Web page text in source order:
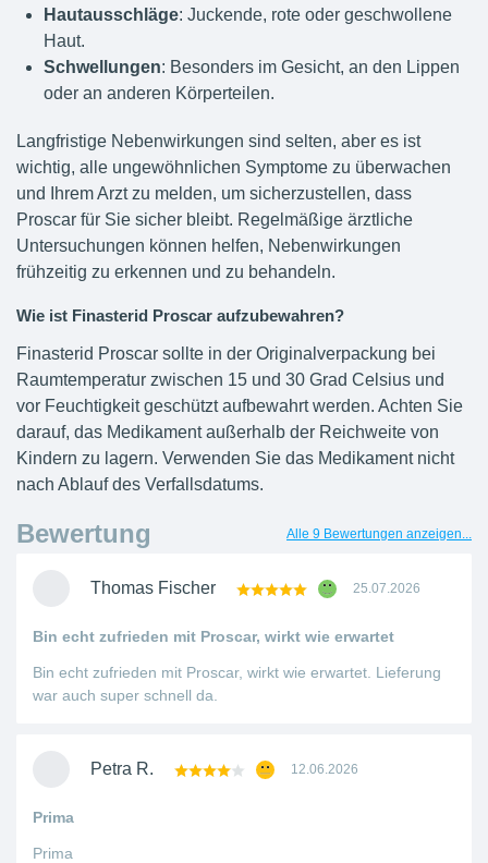
Hautausschläge: Juckende, rote oder geschwollene
Haut.
Schwellungen: Besonders im Gesicht, an den Lippen
oder an anderen Körperteilen.
Langfristige Nebenwirkungen sind selten, aber es ist
wichtig, alle ungewöhnlichen Symptome zu überwachen
und Ihrem Arzt zu melden, um sicherzustellen, dass
Proscar für Sie sicher bleibt. Regelmäßige ärztliche
Untersuchungen können helfen, Nebenwirkungen
frühzeitig zu erkennen und zu behandeln.
Wie ist Finasterid Proscar aufzubewahren?
Finasterid Proscar sollte in der Originalverpackung bei
Raumtemperatur zwischen 15 und 30 Grad Celsius und
vor Feuchtigkeit geschützt aufbewahrt werden. Achten Sie
darauf, das Medikament außerhalb der Reichweite von
Kindern zu lagern. Verwenden Sie das Medikament nicht
nach Ablauf des Verfallsdatums.
Alle 9 Bewertungen anzeigen...
Bewertung
Thomas Fischer 25.07.2026
Bin echt zufrieden mit Proscar, wirkt wie erwartet
Bin echt zufrieden mit Proscar, wirkt wie erwartet. Lieferung
war auch super schnell da.
Petra R. 12.06.2026
Prima
Prima